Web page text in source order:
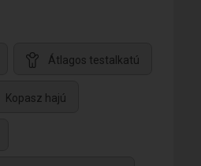
Átlagos testalkatú
Kopasz hajú